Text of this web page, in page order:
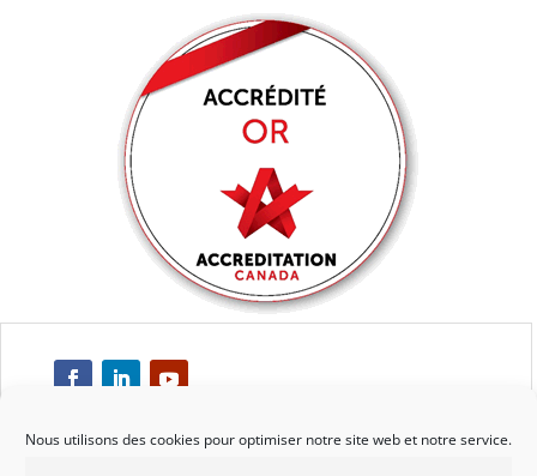
Nous utilisons des cookies pour optimiser notre site web et notre service.